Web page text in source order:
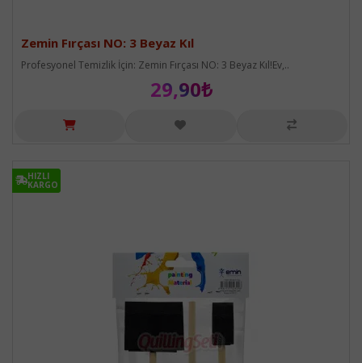
Zemin Fırçası NO: 3 Beyaz Kıl
Profesyonel Temizlik İçin: Zemin Fırçası NO: 3 Beyaz Kıl!Ev,..
29,90₺
HIZLI
KARGO
HIZLI
KARGO